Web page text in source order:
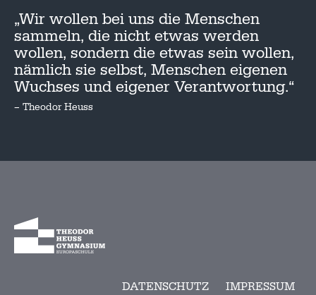
„Wir wollen bei uns die Menschen
sammeln, die nicht etwas werden
wollen, sondern die etwas sein wollen,
nämlich sie selbst, Menschen eigenen
Wuchses und eigener Verantwortung.“
– Theodor Heuss
DATENSCHUTZ IMPRESSUM